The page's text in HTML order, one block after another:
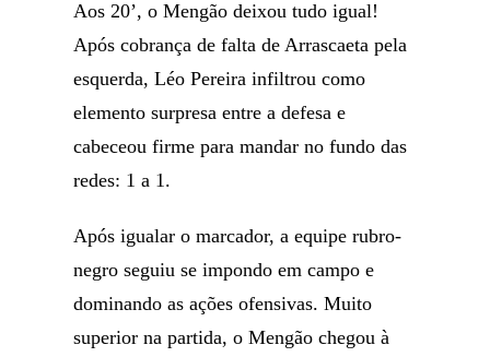
Aos 20’, o Mengão deixou tudo igual!
Após cobrança de falta de Arrascaeta pela
esquerda, Léo Pereira infiltrou como
elemento surpresa entre a defesa e
cabeceou firme para mandar no fundo das
redes: 1 a 1.
Após igualar o marcador, a equipe rubro-
negro seguiu se impondo em campo e
dominando as ações ofensivas. Muito
superior na partida, o Mengão chegou à